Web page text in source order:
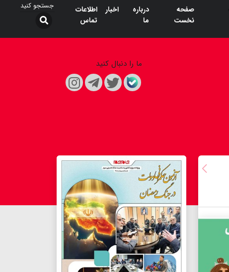
صفحه
نخست
درباره
ما
اخبار
اطلاعات
تماس
ما را دنبال کنید